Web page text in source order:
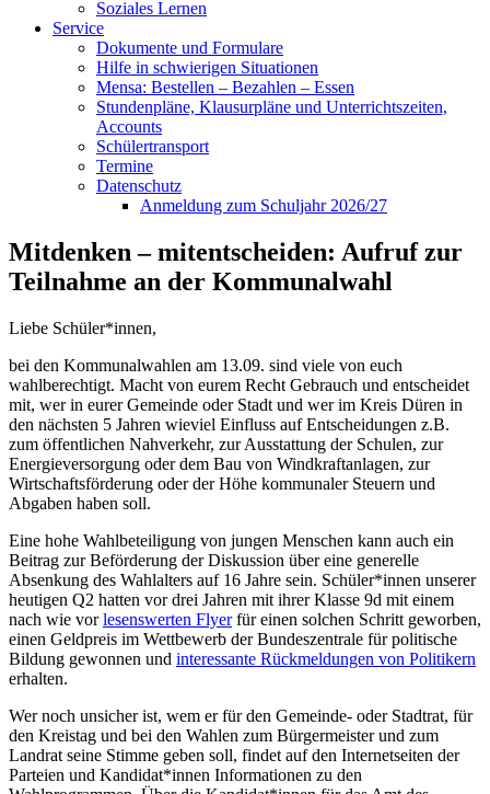
Soziales Lernen
Service
Dokumente und Formulare
Hilfe in schwierigen Situationen
Mensa: Bestellen – Bezahlen – Essen
Stundenpläne, Klausurpläne und Unterrichtszeiten,
Accounts
Schülertransport
Termine
Datenschutz
Anmeldung zum Schuljahr 2026/27
Mitdenken – mitentscheiden: Aufruf zur
Teilnahme an der Kommunalwahl
Liebe Schüler*innen,
bei den Kommunalwahlen am 13.09. sind viele von euch
wahlberechtigt. Macht von eurem Recht Gebrauch und entscheidet
mit, wer in eurer Gemeinde oder Stadt und wer im Kreis Düren in
den nächsten 5 Jahren wieviel Einfluss auf Entscheidungen z.B.
zum öffentlichen Nahverkehr, zur Ausstattung der Schulen, zur
Energieversorgung oder dem Bau von Windkraftanlagen, zur
Wirtschaftsförderung oder der Höhe kommunaler Steuern und
Abgaben haben soll.
Eine hohe Wahlbeteiligung von jungen Menschen kann auch ein
Beitrag zur Beförderung der Diskussion über eine generelle
Absenkung des Wahlalters auf 16 Jahre sein. Schüler*innen unserer
heutigen Q2 hatten vor drei Jahren mit ihrer Klasse 9d mit einem
nach wie vorlesenswerten Flyerfür einen solchen Schritt geworben,
einen Geldpreis im Wettbewerb der Bundeszentrale für politische
Bildung gewonnen und interessante Rückmeldungen von Politikern
erhalten.
Wer noch unsicher ist, wem er für den Gemeinde- oder Stadtrat, für
den Kreistag und bei den Wahlen zum Bürgermeister und zum
Landrat seine Stimme geben soll, findet auf den Internetseiten der
Parteien und Kandidat*innen Informationen zu den